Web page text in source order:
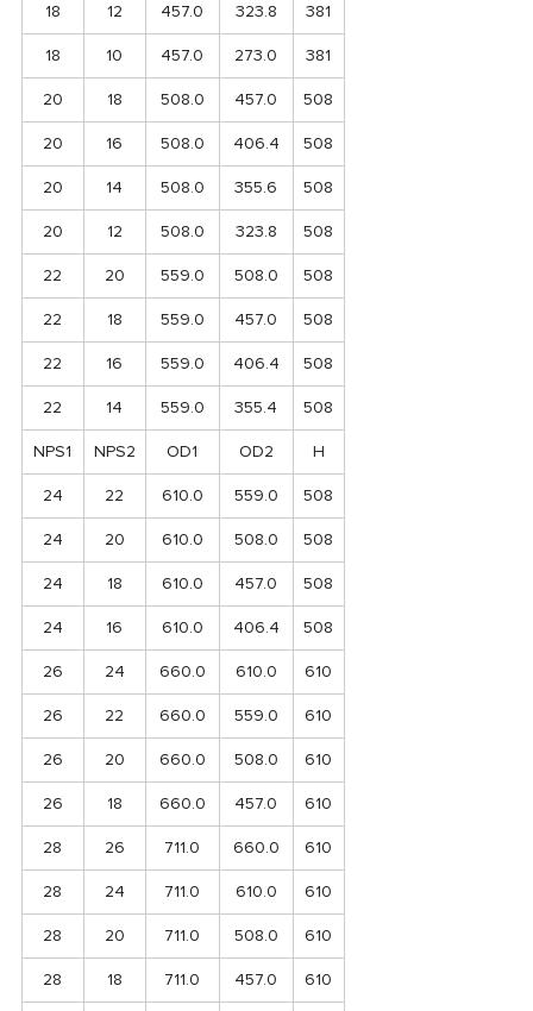
18 12 457.0 323.8 381
18 10 457.0 273.0 381
20 18 508.0 457.0 508
20 16 508.0 406.4 508
20 14 508.0 355.6 508
20 12 508.0 323.8 508
22 20 559.0 508.0 508
22 18 559.0 457.0 508
22 16 559.0 406.4 508
22 14 559.0 355.4 508
NPS1 NPS2 OD1 OD2 H
24 22 610.0 559.0 508
24 20 610.0 508.0 508
24 18 610.0 457.0 508
24 16 610.0 406.4 508
26 24 660.0 610.0 610
26 22 660.0 559.0 610
26 20 660.0 508.0 610
26 18 660.0 457.0 610
28 26 711.0 660.0 610
28 24 711.0 610.0 610
28 20 711.0 508.0 610
28 18 711.0 457.0 610